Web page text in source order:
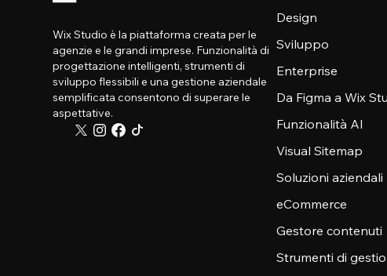
Wix Studio è la piattaforma creata per le
agenzie e le grandi imprese. Funzionalità di
progettazione intelligenti, strumenti di
sviluppo flessibili e una gestione aziendale
semplificata consentono di superare le
aspettative.
Design
Sviluppo
Enterprise
Da Figma a Wix
Funzionalità AI
Visual Sitemap
Soluzioni aziendali
eCommerce
Gestore contenuti
Strumenti di